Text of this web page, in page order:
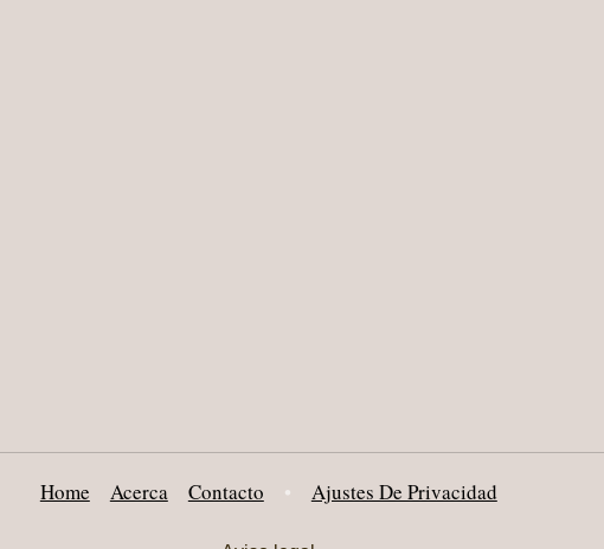
Home Acerca Contacto • Ajustes De Privacidad